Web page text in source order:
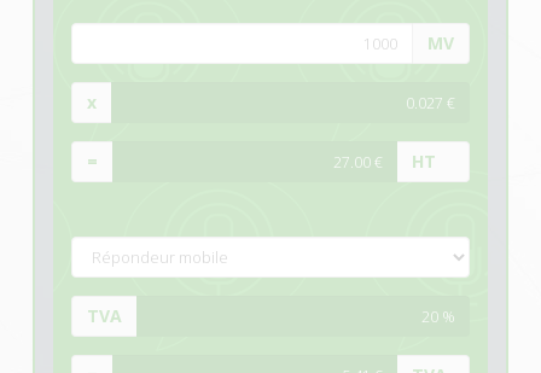
MV
x
= HT
TVA